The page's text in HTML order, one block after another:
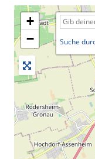
+
−
Suche